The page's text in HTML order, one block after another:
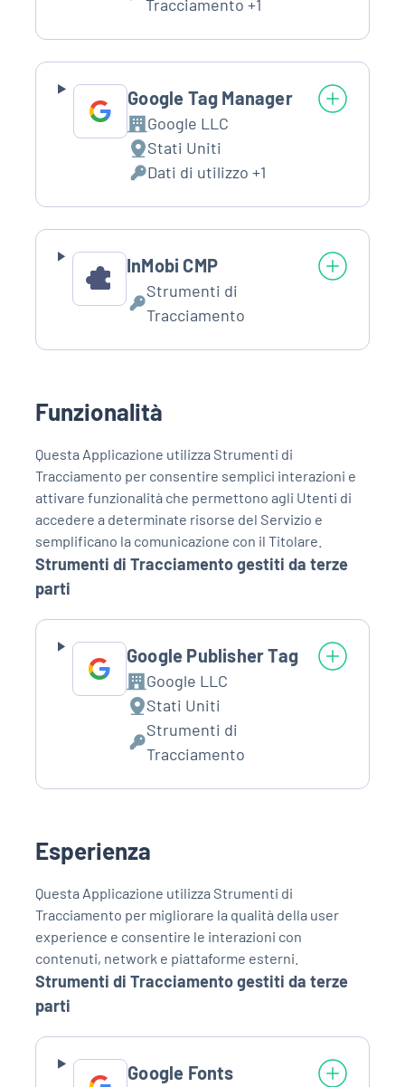
Laconair.it
Lacitymag.it
Ilreggino.it
Cosenzachannel.it
Android
Apple
trattamento:
Tracciamento +1
Google Tag Manager
Azienda:
Google LLC
Luogo
del
trattamento:
Stati Uniti
Dati
Personali
trattati:
Dati di utilizzo +1
InMobi CMP
Dati
Strumenti di
Tracciamento
Funzionalità
Questa Applicazione utilizza Strumenti di
Tracciamento per consentire semplici interazioni e
attivare funzionalità che permettono agli Utenti di
accedere a determinate risorse del Servizio e
semplificano la comunicazione con il Titolare.
Strumenti di Tracciamento gestiti da terze
parti
Google Publisher Tag
Azienda:
Google LLC
Luogo
del
trattamento:
Stati Uniti
Dati
Strumenti di
Tracciamento
Esperienza
Questa Applicazione utilizza Strumenti di
Tracciamento per migliorare la qualità della user
experience e consentire le interazioni con
contenuti, network e piattaforme esterni.
Strumenti di Tracciamento gestiti da terze
parti
Google Fonts